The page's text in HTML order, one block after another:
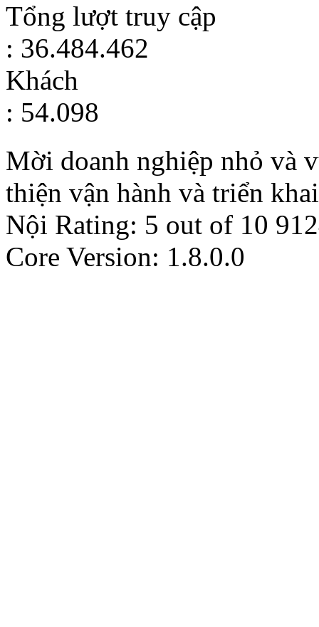
Tổng lượt truy cập
: 36.484.462
Khách
: 54.098
Mời doanh nghiệp nhỏ và
thiện vận hành và triển
Nội Rating: 5 out of 10
Core Version: 1.8.0.0